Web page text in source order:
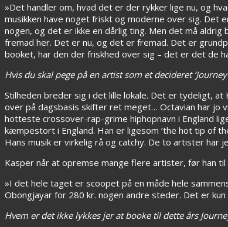
»Det handler om, hvad det er der rykker lige nu, og
musikken have noget friskt og moderne over sig. Det
nogen, og det er ikke en dårlig ting. Men det må
fremad her. Det er nu, og det er fremad. Det er
booket, har den der friskhed over sig – det er det de
Hvis du skal pege på en artist som et decideret
Stilheden breder sig i det lille lokale. Det er tydeligt,
over på dagsbasis skifter ret meget… Octavian har jo
hotteste crossover-rap-grime hiphopnavn i England
kæmpestort i England. Han er ligesom ’the hot tip of
Hans musik er virkelig rå og catchy. De to artister
Kasper når at opremse mange flere artister, før han
»I det hele taget er scoopet på en måde hele
Obongjayar for 280 kr. nogen andre steder. Det er
Hvem er det ikke lykkes jer at booke til dette års